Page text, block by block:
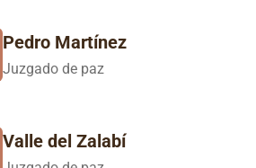
Pedro Martínez
Juzgado de paz
Valle del Zalabí